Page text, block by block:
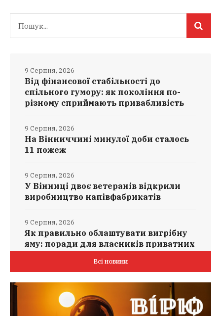
Від фінансової стабільності до
спільного гумору: як покоління по-
різному сприймають привабливість
9 Серпня, 2026
На Вінниччині минулої доби сталось
11 пожеж
9 Серпня, 2026
У Вінниці двоє ветеранів відкрили
виробництво напівфабрикатів
9 Серпня, 2026
Як правильно облаштувати вигрібну
яму: поради для власників приватних
9 Серпня, 2026
РФ атакувала Одещину та Харків
балістикою і БпЛА: є загибла і
постраждалі
Всі новини